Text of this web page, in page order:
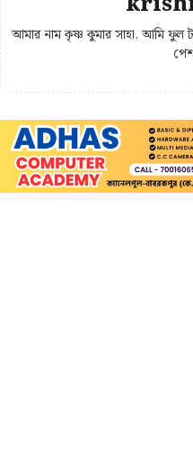
আমার নাম কৃষ্ণ কুমার সাহা, আমি ফুল